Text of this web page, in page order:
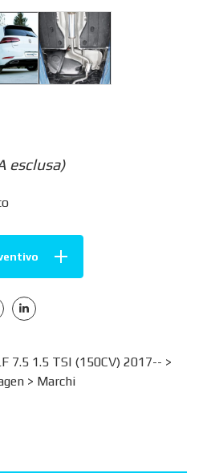
esclusa)
7.5 1.5 TSI (150CV) 2017-- >
> Marchi